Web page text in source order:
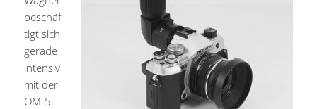
beschäf
tigt sich
gerade
intensiv
mit der
OM-5.